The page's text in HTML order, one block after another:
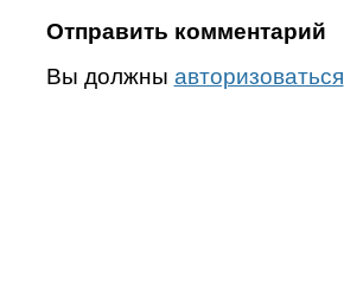
Отправить комментарий
Вы должны авторизоваться